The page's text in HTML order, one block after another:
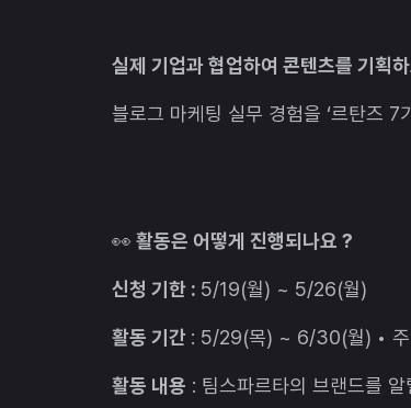
실제 기업과 협업하여 콘텐츠를 기획
블로그 마케팅 실무 경험을 ‘르탄즈 7
👀 활동은 어떻게 진행되나요 ?
신청 기한 : 5/19(월) ~ 5/26(월)
활동 기간 : 5/29(목) ~ 6/30(월) • 주
활동 내용 : 팀스파르타의 브랜드를